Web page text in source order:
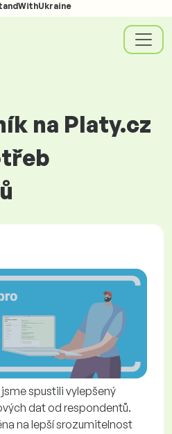
na Platy.cz
spustili vylepšený
dat od respondentů.
na lepší srozumitelnost